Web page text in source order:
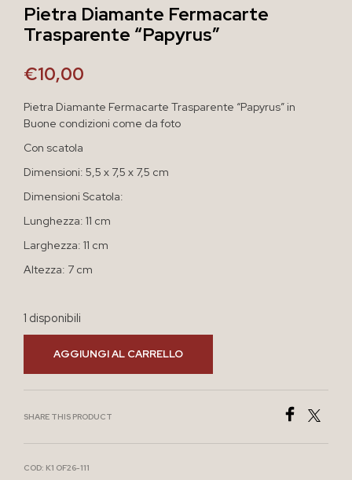
Pietra Diamante Fermacarte
Trasparente “Papyrus”
€10,00
Pietra Diamante Fermacarte Trasparente “Papyrus” in
Buone condizioni come da foto
Con scatola
Dimensioni: 5,5 x 7,5 x 7,5 cm
Dimensioni Scatola:
Lunghezza: 11 cm
Larghezza: 11 cm
Altezza: 7 cm
1 disponibili
AGGIUNGI AL CARRELLO
SHARE THIS PRODUCT
COD: K1 OF26-111